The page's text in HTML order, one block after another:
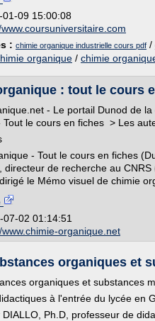
01-09 15:00:08
: chimie organique industrielle cours pdf /
organique / chimie
: tout le cours
- Le portail Dunod de
Tout le cours en fiches > Les
- Tout le cours en fiches
directeur de recherche au
le Mémo visuel de chimie
07-02 01:14:51
www.chimie-organique.net
organiques et
organiques et substances
à l'entrée du lycée en
DIALLO, Ph.D, professeur de